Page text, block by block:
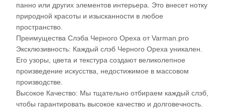
панно или других элементов интерьера. Это внесет нотку
природной красоты и изысканности в любое
пространство.
Преимущества Слэба Черного Ореха от Varman.pro
Эксклюзивность: Каждый слэб Черного Ореха уникален.
Его узоры, цвета и текстура создают великолепное
произведение искусства, недостижимое в массовом
производстве.
Высокое Качество: Мы тщательно отбираем каждый слэб,
чтобы гарантировать высокое качество и долговечность.